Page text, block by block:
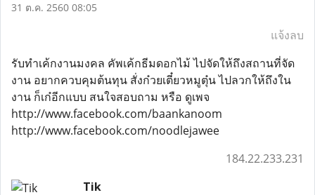
31 ต.ค. 2560 08:05
แจ้งลบ
รับทำเค้กงานมงคล คัพเค้กธีมดอกไม้ ไปจัดให้ถึงสถานที่จัด
งาน อยากควบคุมต้นทุน สั่งก๋วยเตี๋ยวหมูตุ๋น ไปลวกให้ถึงใน
งาน ก็เก๋อีกแบบ สนใจสอบถาม หรือ ดูเพจ
http://www.facebook.com/baankanoom
http://www.facebook.com/noodlejawee
184.22.233.231
Tik